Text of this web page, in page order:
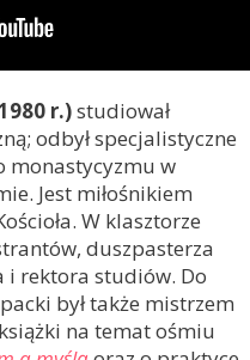
r.)studiował
odbył specjalistyczne
monastycyzmu w
Jest miłośnikiem
W klasztorze
duszpasterza
rektora studiów. Do
był także mistrzem
na temat ośmiu